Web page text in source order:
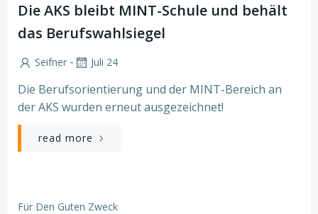
Die AKS bleibt MINT-Schule und behält
das Berufswahlsiegel
Seifner - Juli 24
Die Berufsorientierung und der MINT-Bereich an
der AKS wurden erneut ausgezeichnet!
read more
Für Den Guten Zweck